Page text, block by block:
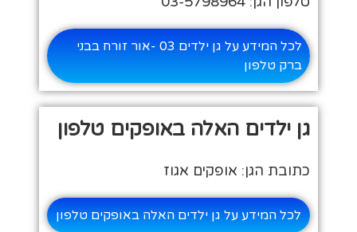
לכל המידע על גן ילדים 03 -אור זורח בבני
ברק טלפון
גן ילדים האלה באופקים טלפון
כתובת הגן: אופקים אגוז
לכל המידע על גן ילדים האלה באופקים טלפון